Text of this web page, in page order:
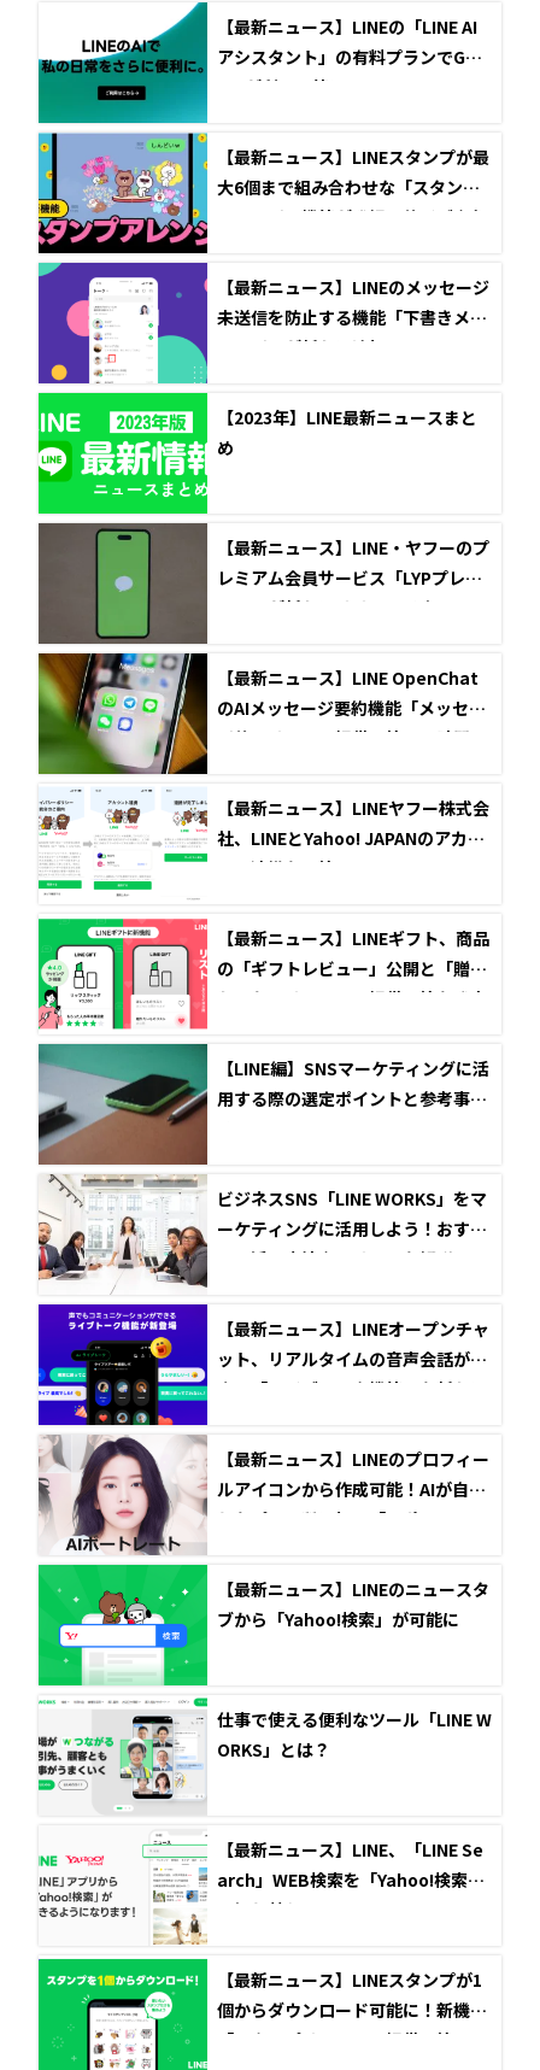
【最新ニュース】LINEの「LINE AI
アシスタント」の有料プランでGPT
-4oが利用可能に
【最新ニュース】LINEスタンプが最
大6個まで組み合わせな「スタンプ
アレンジ」機能が登場！サイズや角
【最新ニュース】LINEのメッセージ
未送信を防止する機能「下書きメッ
セージ」が新たに追加
【2023年】LINE最新ニュースまと
め
【最新ニュース】LINE・ヤフーのプ
レミアム会員サービス「LYPプレミ
アム」が新たにリリース予定
【最新ニュース】LINE OpenChat
のAIメッセージ要約機能「メッセー
ジサマリー」の提供開始！長時間の
【最新ニュース】LINEヤフー株式会
社、LINEとYahoo! JAPANのアカウ
ント連携を開始
【最新ニュース】LINEギフト、商品
の「ギフトレビュー」公開と「贈り
たいものリスト」の提供開始を発表
【LINE編】SNSマーケティングに活
用する際の選定ポイントと参考事例
ビジネスSNS「LINE WORKS」をマ
ーケティングに活用しよう！おすす
めの活用方法やメリットを解説！
【最新ニュース】LINEオープンチャ
ット、リアルタイムの音声会話がで
きる「ライブトーク機能」を新たに
【最新ニュース】LINEのプロフィー
ルアイコンから作成可能！AIが自撮
りをプロ品質に加工「AIポートレー
【最新ニュース】LINEのニュースタ
ブから「Yahoo!検索」が可能に
仕事で使える便利なツール「LINE W
ORKS」とは？
【最新ニュース】LINE、「LINE Se
arch」WEB検索を「Yahoo!検索」
へ切り替え
【最新ニュース】LINEスタンプが1
個からダウンロード可能に！新機能
「スタンプリスト」の提供開始